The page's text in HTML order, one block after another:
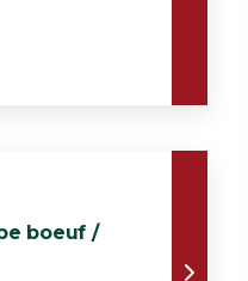
boeuf /